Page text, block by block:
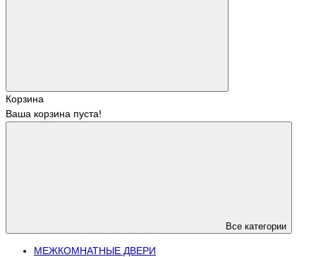
Корзина
Ваша корзина пуста!
Все категории
МЕЖКОМНАТНЫЕ ДВЕРИ